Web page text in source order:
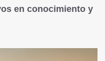
en conocimiento y